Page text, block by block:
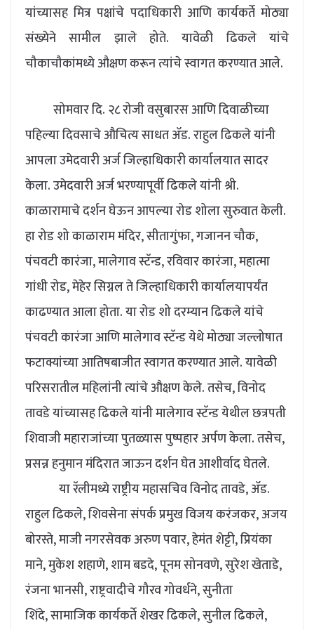
यांच्यासह मित्र पक्षांचे पदाधिकारी आणि कार्यकर्ते मोठ्या
संख्येने सामील झाले होते. यावेळी ढिकले यांचे
चौकाचौकांमध्ये औक्षण करून त्यांचे स्वागत करण्यात आले.
सोमवार दि. २८ रोजी वसुबारस आणि दिवाळीच्या
पहिल्या दिवसाचे औचित्य साधत ॲड. राहुल ढिकले यांनी
आपला उमेदवारी अर्ज जिल्हाधिकारी कार्यालयात सादर
केला. उमेदवारी अर्ज भरण्यापूर्वी ढिकले यांनी श्री.
काळारामाचे दर्शन घेऊन आपल्या रोड शोला सुरुवात केली.
हा रोड शो काळाराम मंदिर, सीतागुंफा, गजानन चौक,
पंचवटी कारंजा, मालेगाव स्टॅन्ड, रविवार कारंजा, महात्मा
गांधी रोड, मेहेर सिग्नल ते जिल्हाधिकारी कार्यालयापर्यंत
काढण्यात आला होता. या रोड शो दरम्यान ढिकले यांचे
पंचवटी कारंजा आणि मालेगाव स्टॅन्ड येथे मोठ्या जल्लोषात
फटाक्यांच्या आतिषबाजीत स्वागत करण्यात आले. यावेळी
परिसरातील महिलांनी त्यांचे औक्षण केले. तसेच, विनोद
तावडे यांच्यासह ढिकले यांनी मालेगाव स्टॅन्ड येथील छत्रपती
शिवाजी महाराजांच्या पुतळ्यास पुष्पहार अर्पण केला. तसेच,
प्रसन्न हनुमान मंदिरात जाऊन दर्शन घेत आशीर्वाद घेतले.
या रॅलीमध्ये राष्ट्रीय महासचिव विनोद तावडे, ॲड.
राहुल ढिकले, शिवसेना संपर्क प्रमुख विजय करंजकर, अजय
बोरस्ते, माजी नगरसेवक अरुण पवार, हेमंत शेट्टी, प्रियंका
माने, मुकेश शहाणे, शाम बडदे, पूनम सोनवणे, सुरेश खेताडे,
रंजना भानसी, राष्ट्रवादीचे गौरव गोवर्धने, सुनीता
शिंदे, सामाजिक कार्यकर्ते शेखर ढिकले, सुनील ढिकले,